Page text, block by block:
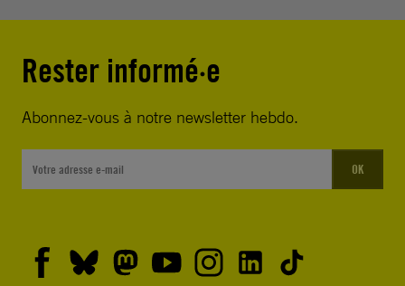
Rester informé·e
Abonnez-vous à notre newsletter hebdo.
OK